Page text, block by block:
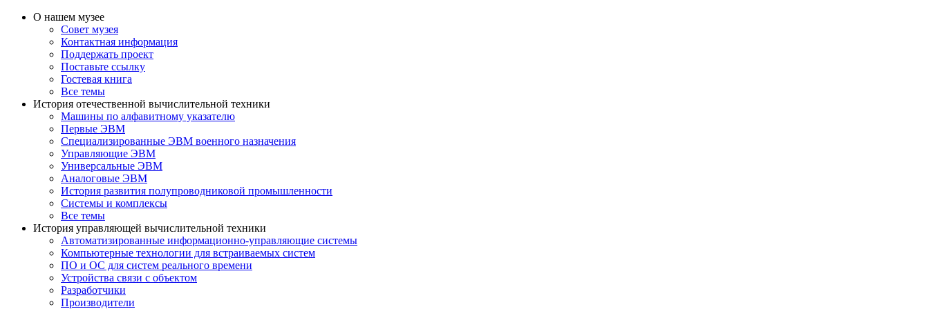
О нашем музее
Совет музея
Контактная информация
Поддержать проект
Поставьте ссылку
Гостевая книга
Все темы
История отечественной вычислительной техники
Машины по алфавитному указателю
Первые ЭВМ
Специализированные ЭВМ военного назначения
Управляющие ЭВМ
Универсальные ЭВМ
Аналоговые ЭВМ
История развития полупроводниковой промышленности
Системы и комплексы
Все темы
История управляющей вычислительной техники
Автоматизированные информационно-управляющие системы
Компьютерные технологии для встраиваемых систем
ПО и ОС для систем реального времени
Устройства связи с объектом
Разработчики
Производители